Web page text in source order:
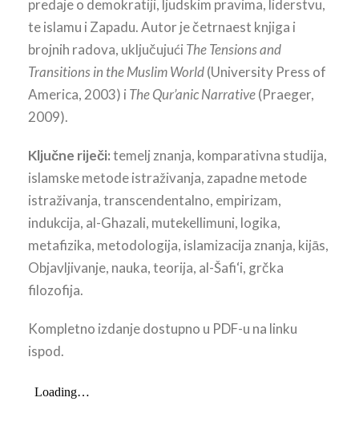
predaje o demokratiji, ljudskim pravima, liderstvu,
te islamu i Zapadu. Autor je četrnaest knjiga i
brojnih radova, uključujući The Tensions and
Transitions in the Muslim World(University Press of
America, 2003) i The Qur’anic Narrative(Praeger,
2009).
Ključne riječi:temelj znanja, komparativna studija,
islamske metode istraživanja, zapadne metode
istraživanja, transcendentalno, empirizam,
indukcija, al-Ghazali, mutekellimuni, logika,
metafizika, metodologija, islamizacija znanja, kijās,
Objavljivanje, nauka, teorija, al-Šafi‘i, grčka
filozofija.
Kompletno izdanje dostupno u PDF-u na linku
ispod.